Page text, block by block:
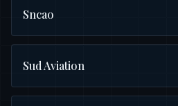
Sncao
Sud Aviation